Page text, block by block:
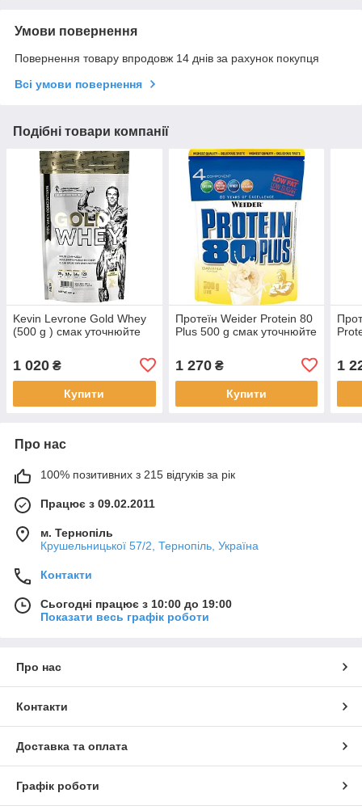
Умови повернення
Повернення товару впродовж 14 днів за рахунок покупця
Всі умови повернення
Подібні товари компанії
Kevin Levrone Gold Whey
(500 g ) смак уточнюйте
1 020 ₴
Купити
Протеїн Weider Protein 80
Plus 500 g смак уточнюйте
1 270₴
Купити
1
Про нас
100% позитивних з 215 відгуків за рік
Працює з 09.02.2011
м. Тернопіль
Крушельницької 57/2, Тернопіль, Україна
Контакти
Сьогодні працює з 10:00 до 19:00
Показати весь графік роботи
Про нас
Контакти
Доставка та оплата
Графік роботи